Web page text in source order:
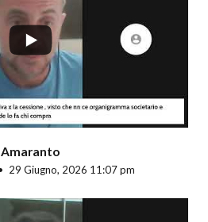
Amaranto
29 Giugno, 2026 11:07 pm